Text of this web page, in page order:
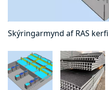
Skýringarmynd af RAS